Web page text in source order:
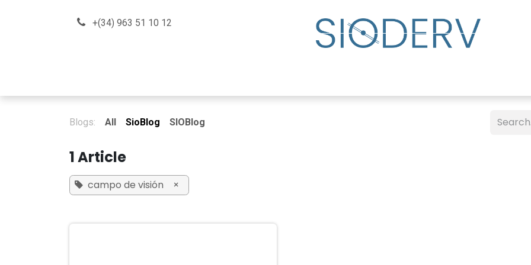
+(34) 963 51 10 12
Blogs: All SioBlog SIOBlog
1 Article
campo de visión ×